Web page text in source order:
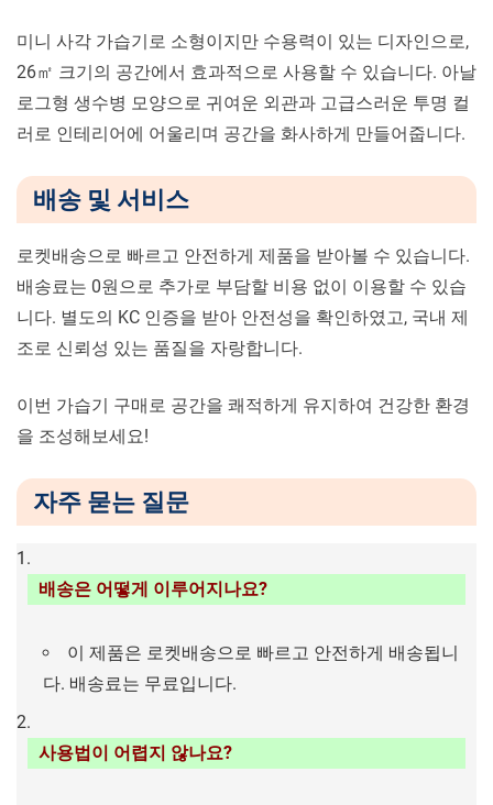
미니 사각 가습기로 소형이지만 수용력이 있는 디자인으로,
26㎡ 크기의 공간에서 효과적으로 사용할 수 있습니다. 아날
로그형 생수병 모양으로 귀여운 외관과 고급스러운 투명 컬
러로 인테리어에 어울리며 공간을 화사하게 만들어줍니다.
배송 및 서비스
로켓배송으로 빠르고 안전하게 제품을 받아볼 수 있습니다.
배송료는 0원으로 추가로 부담할 비용 없이 이용할 수 있습
니다. 별도의 KC 인증을 받아 안전성을 확인하였고, 국내 제
조로 신뢰성 있는 품질을 자랑합니다.
이번 가습기 구매로 공간을 쾌적하게 유지하여 건강한 환경
을 조성해보세요!
자주 묻는 질문
배송은 어떻게 이루어지나요?
이 제품은 로켓배송으로 빠르고 안전하게 배송됩니
다. 배송료는 무료입니다.
사용법이 어렵지 않나요?